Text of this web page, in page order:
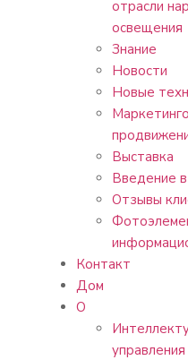
отрасли
освещения
Знание
Новости
Новые
Выставка
Введение
Отзывы
Контакт
Дом
О